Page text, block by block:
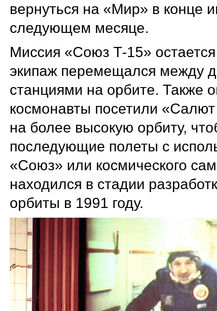
вернуться на «Мир» в конце
следующем месяце.
Миссия «Союз Т-15»
экипаж перемещался между
станциями на орбите. Также
космонавты посетили
на более высокую орбиту,
последующие полеты с
«Союз» или космического
находился в стадии
орбиты в 1991 году.